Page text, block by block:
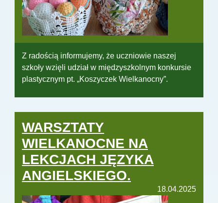
Z radością informujemy, że uczniowie naszej
szkoły wzięli udział w międzyszkolnym konkursie
plastycznym pt. „Koszyczek Wielkanocny”.
WARSZTATY
WIELKANOCNE NA
LEKCJACH JĘZYKA
ANGIELSKIEGO.
18.04.2025